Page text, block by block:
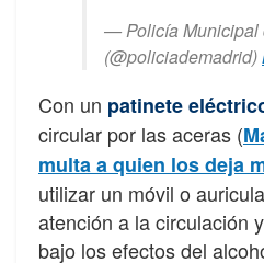
— Policía Municipal
(@policiademadrid)
Con un patinete
circular por las aceras (
multa a quien los deja
utilizar un móvil o
atención a la circulación
bajo los efectos del